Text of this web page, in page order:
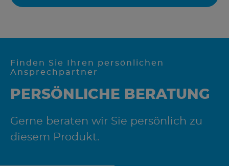
Finden Sie Ihren persönlichen
Ansprechpartner
PERSÖNLICHE BERATUNG
Gerne beraten wir Sie persönlich zu
diesem Produkt.